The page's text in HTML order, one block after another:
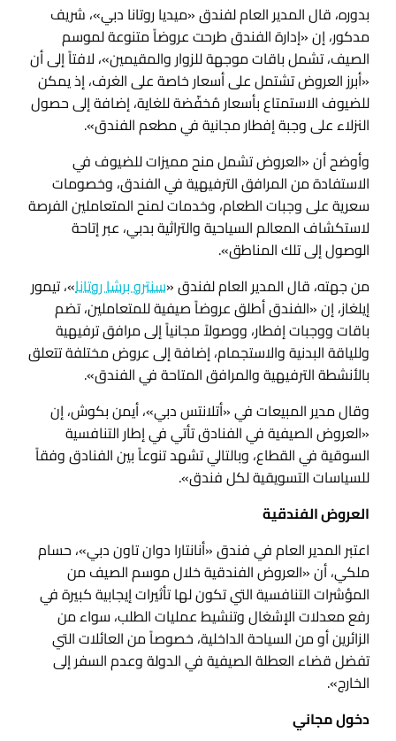
بدوره، قال المدير العام لفندق «ميديا روتانا دبي»، شريف
مدكور، إن «إدارة الفندق طرحت عروضاً متنوعة لموسم
الصيف، تشمل باقات موجهة للزوار والمقيمين»، لافتاً إلى أن
«أبرز العروض تشتمل على أسعار خاصة على الغرف، إذ يمكن
للضيوف الاستمتاع بأسعار مُخفّضة للغاية، إضافة إلى حصول
النزلاء على وجبة إفطار مجانية في مطعم الفندق».
وأوضح أن «العروض تشمل منح مميزات للضيوف في
الاستفادة من المرافق الترفيهية في الفندق، وخصومات
سعرية على وجبات الطعام، وخدمات لمنح المتعاملين الفرصة
لاستكشاف المعالم السياحية والتراثية بدبي، عبر إتاحة
الوصول إلى تلك المناطق».
من جهته، قال المدير العام لفندق «سنترو برشا روتانا»، تيمور
إيلغاز، إن «الفندق أطلق عروضاً صيفية للمتعاملين، تضم
باقات ووجبات إفطار، ووصولاً مجانياً إلى مرافق ترفيهية
وللياقة البدنية والاستجمام، إضافة إلى عروض مختلفة تتعلق
بالأنشطة الترفيهية والمرافق المتاحة في الفندق».
وقال مدير المبيعات في «أتلانتس دبي»، أيمن بكوش، إن
«العروض الصيفية في الفنادق تأتي في إطار التنافسية
السوقية في القطاع، وبالتالي تشهد تنوعاً بين الفنادق وفقاً
للسياسات التسويقية لكل فندق».
العروض الفندقية
اعتبر المدير العام في فندق «أنانتارا دوان تاون دبي»، حسام
ملكي، أن «العروض الفندقية خلال موسم الصيف من
المؤشرات التنافسية التي تكون لها تأثيرات إيجابية كبيرة في
رفع معدلات الإشغال وتنشيط عمليات الطلب، سواء من
الزائرين أو من السياحة الداخلية، خصوصاً من العائلات التي
تفضل قضاء العطلة الصيفية في الدولة وعدم السفر إلى
الخارج».
دخول مجاني